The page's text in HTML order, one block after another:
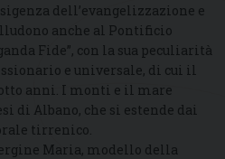
dell’evangelizzazione e
anche al Pontificio
Fide”, con la sua peculiarità
e universale, di cui il
anni. I monti e il mare
di Albano, che si estende dai
tirrenico.
Maria, modello della